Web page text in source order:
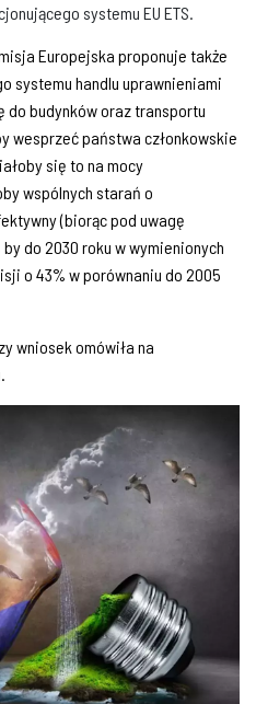
systemu EU ETS.
Europejska proponuje także
systemu handlu uprawnieniami
budynków oraz transportu
wesprzeć państwa członkowskie
się to na mocy
wspólnych starań o
(biorąc pod uwagę
do 2030 roku w wymienionych
o 43% w porównaniu do 2005
wniosek omówiła na